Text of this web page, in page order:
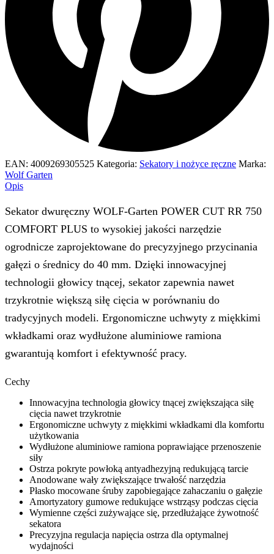
EAN: 4009269305525 Kategoria: Sekatory i nożyce ręczne Marka:
Wolf Garten
Opis
Sekator dwuręczny WOLF-Garten POWER CUT RR 750
COMFORT PLUS to wysokiej jakości narzędzie
ogrodnicze zaprojektowane do precyzyjnego przycinania
gałęzi o średnicy do 40 mm. Dzięki innowacyjnej
technologii głowicy tnącej, sekator zapewnia nawet
trzykrotnie większą siłę cięcia w porównaniu do
tradycyjnych modeli. Ergonomiczne uchwyty z miękkimi
wkładkami oraz wydłużone aluminiowe ramiona
gwarantują komfort i efektywność pracy.
Cechy
Innowacyjna technologia głowicy tnącej zwiększająca siłę
cięcia nawet trzykrotnie
Ergonomiczne uchwyty z miękkimi wkładkami dla komfortu
użytkowania
Wydłużone aluminiowe ramiona poprawiające przenoszenie
siły
Ostrza pokryte powłoką antyadhezyjną redukującą tarcie
Anodowane wały zwiększające trwałość narzędzia
Płasko mocowane śruby zapobiegające zahaczaniu o gałęzie
Amortyzatory gumowe redukujące wstrząsy podczas cięcia
Wymienne części zużywające się, przedłużające żywotność
sekatora
Precyzyjna regulacja napięcia ostrza dla optymalnej
wydajności